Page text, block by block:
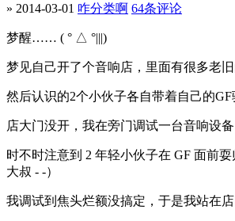
» 2014-03-01 咋分类啊 64条评论
梦醒…… ( ° △ °|||)
梦见自己开了个音响店，里面有很多老
然后认识的2个小伙子各自带着自己的
店大门没开，我在旁门调试一台音响设
时不时注意到 2 年轻小伙子在 GF 面前
大叔 - -）
我调试到焦头烂额没搞定，于是我站在